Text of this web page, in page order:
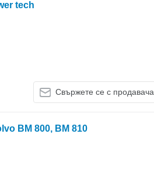
tech
Свържете се с продавача
BM 800, BM 810